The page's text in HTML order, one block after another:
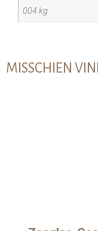
004 kg
MISSCHIEN